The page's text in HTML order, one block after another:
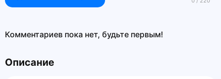
Комментариев пока нет, будьте первым!
Описание